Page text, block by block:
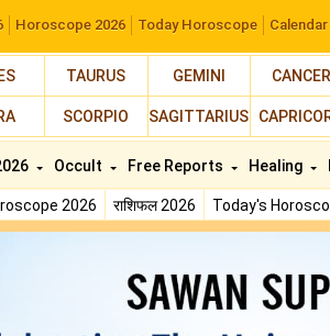
Horoscope 2026 Today Horoscope
TAURUS GEMINI CANCER
SCORPIO SAGITTARIUS
2026 राशिफल 2026 Today's
Occult Free Reports Healing